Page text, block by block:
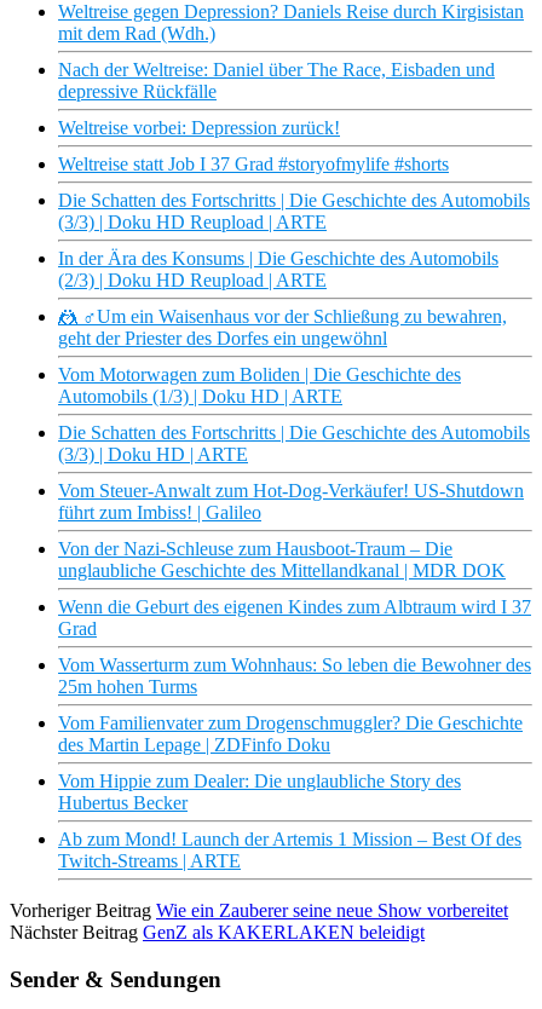
Weltreise gegen Depression? Daniels Reise durch Kirgisistan
mit dem Rad (Wdh.)
Nach der Weltreise: Daniel über The Race, Eisbaden und
depressive Rückfälle
Weltreise vorbei: Depression zurück!
Weltreise statt Job I 37 Grad #storyofmylife #shorts
Die Schatten des Fortschritts | Die Geschichte des Automobils
(3/3) | Doku HD Reupload | ARTE
In der Ära des Konsums | Die Geschichte des Automobils
(2/3) | Doku HD Reupload | ARTE
🤼 ♂Um ein Waisenhaus vor der Schließung zu bewahren,
geht der Priester des Dorfes ein ungewöhnl
Vom Motorwagen zum Boliden | Die Geschichte des
Automobils (1/3) | Doku HD | ARTE
Die Schatten des Fortschritts | Die Geschichte des Automobils
(3/3) | Doku HD | ARTE
Vom Steuer-Anwalt zum Hot-Dog-Verkäufer! US-Shutdown
führt zum Imbiss! | Galileo
Von der Nazi-Schleuse zum Hausboot-Traum – Die
unglaubliche Geschichte des Mittellandkanal | MDR DOK
Wenn die Geburt des eigenen Kindes zum Albtraum wird I 37
Grad
Vom Wasserturm zum Wohnhaus: So leben die Bewohner des
25m hohen Turms
Vom Familienvater zum Drogenschmuggler? Die Geschichte
des Martin Lepage | ZDFinfo Doku
Vom Hippie zum Dealer: Die unglaubliche Story des
Hubertus Becker
Ab zum Mond! Launch der Artemis 1 Mission – Best Of des
Twitch-Streams | ARTE
Vorheriger Beitrag Wie ein Zauberer seine neue Show vorbereitet
Nächster Beitrag GenZ als KAKERLAKEN beleidigt
Sender & Sendungen